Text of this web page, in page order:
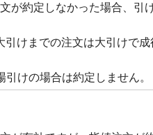
が約定しなかった場合、引
けまでの注文は大引けで成
けの場合は約定しません。